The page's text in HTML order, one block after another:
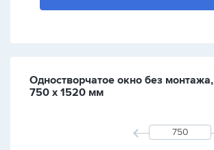
Одностворчатое окно без монтажа,
750 х 1520 мм